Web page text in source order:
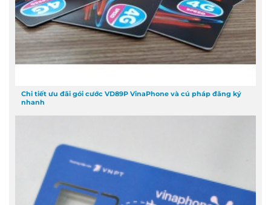
Chi tiết ưu đãi gói cước VD89P VinaPhone và cú pháp đăng ký
nhanh